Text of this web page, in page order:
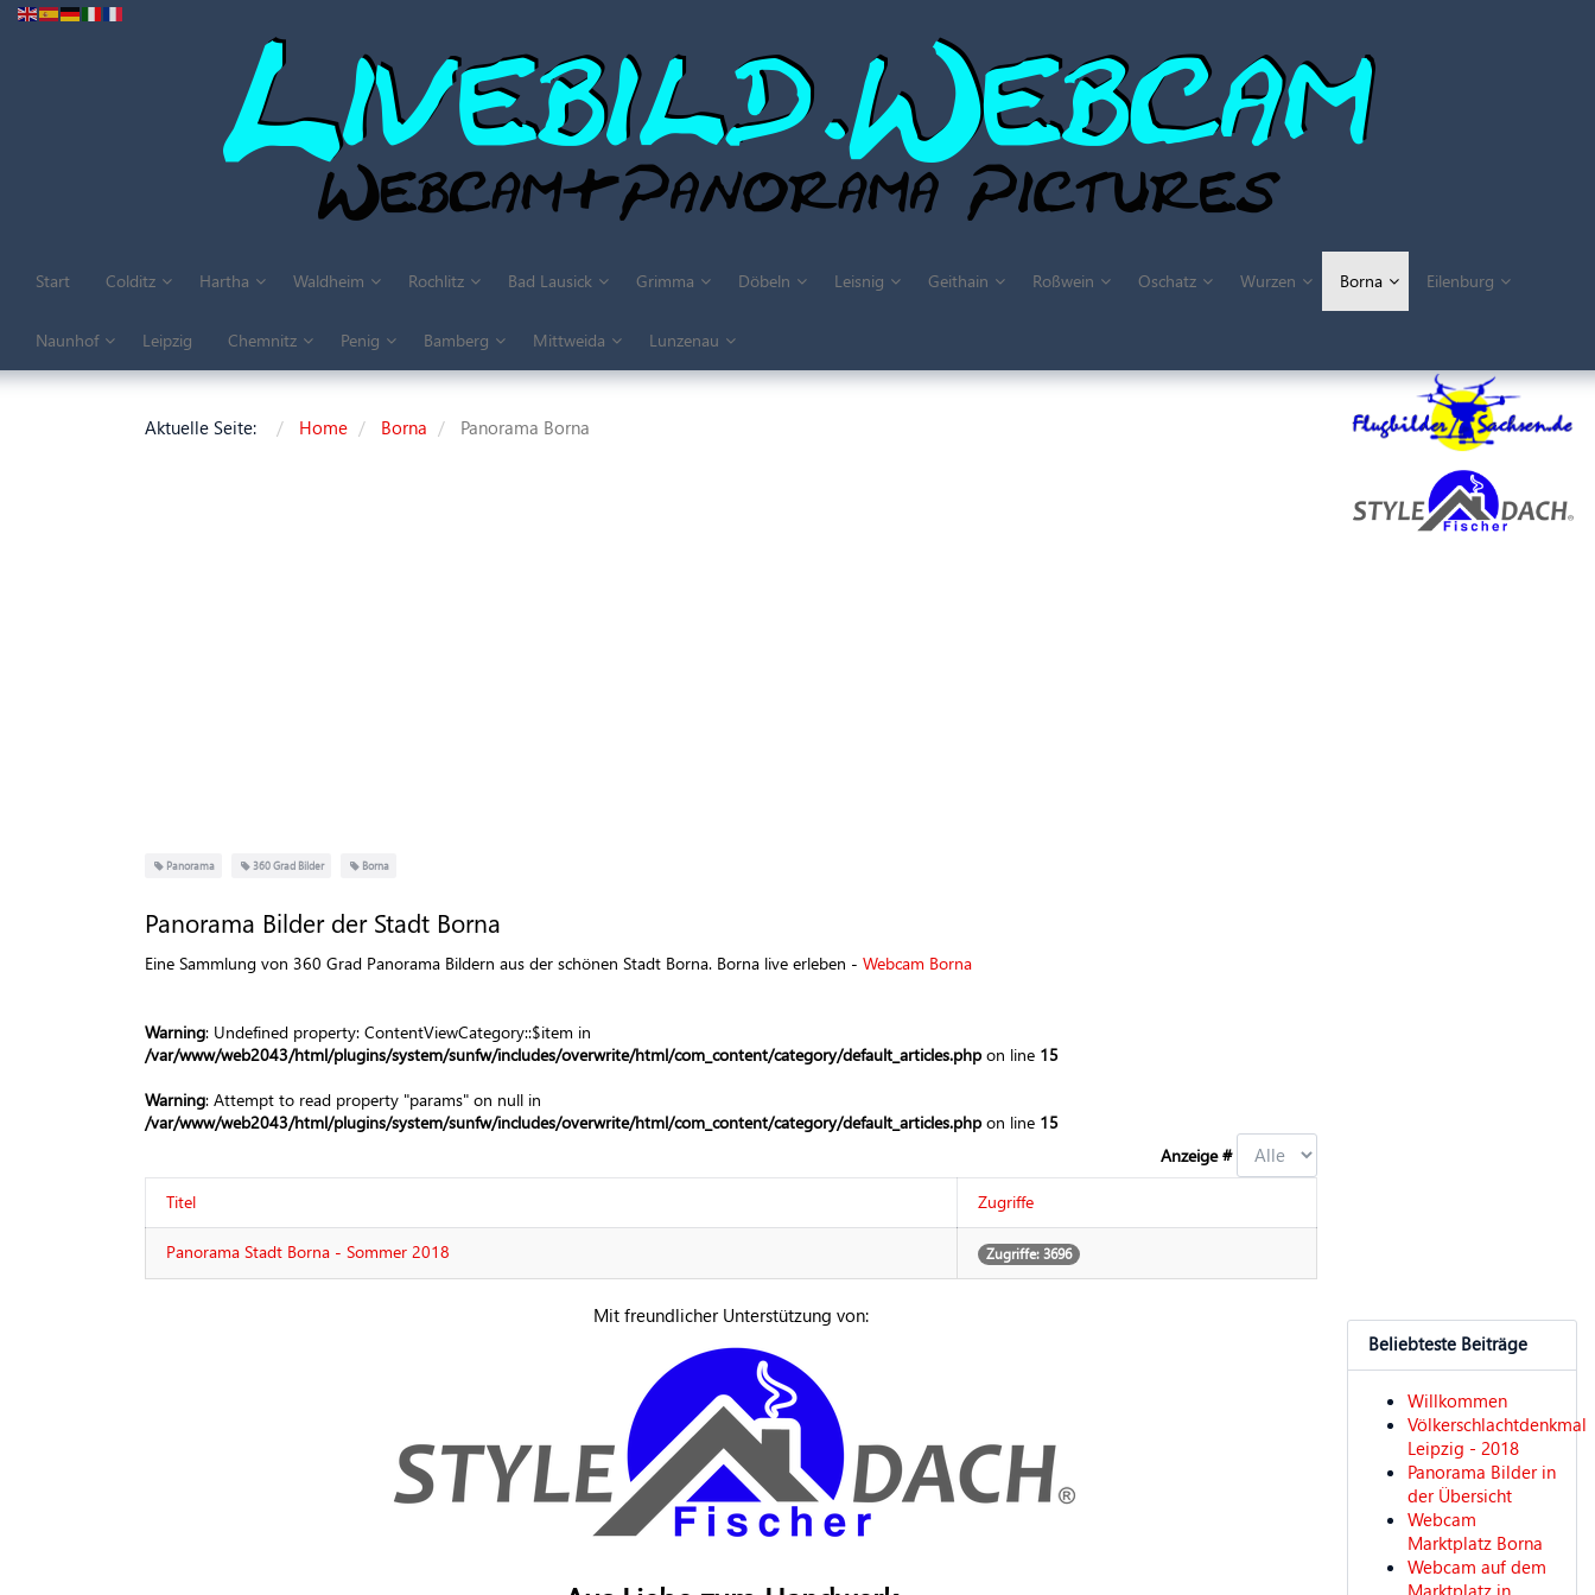
Start Colditz Hartha Waldheim Rochlitz Bad Lausick Grimma Döbeln Leisnig Geithain Roßwein Oschatz Wurzen Borna Eilenburg
Naunhof Leipzig Chemnitz Penig Bamberg Mittweida Lunzenau
Aktuelle Seite: Home Borna Panorama Borna
Panorama 360 Grad Bilder Borna
Panorama Bilder der Stadt Borna
Eine Sammlung von 360 Grad Panorama Bildern aus der schönen Stadt Borna. Borna live erleben - Webcam Borna
Warning: Undefined property: ContentViewCategory::$item in
/var/www/web2043/html/plugins/system/sunfw/includes/overwrite/html/com_content/category/default_articles.php on line 15
Warning: Attempt to read property "params" on null in
/var/www/web2043/html/plugins/system/sunfw/includes/overwrite/html/com_content/category/default_articles.php on line 15
Anzeige #
Titel Zugriffe
Panorama Stadt Borna - Sommer 2018 Zugriffe: 3696
Mit freundlicher Unterstützung von:
Beliebteste Beiträge
Willkommen
Völkerschlachtdenkmal
Leipzig - 2018
Panorama Bilder in
der Übersicht
Webcam
Marktplatz Borna
Webcam auf dem